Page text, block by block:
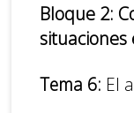
Bloque 2:
situaciones
Tema 6: El